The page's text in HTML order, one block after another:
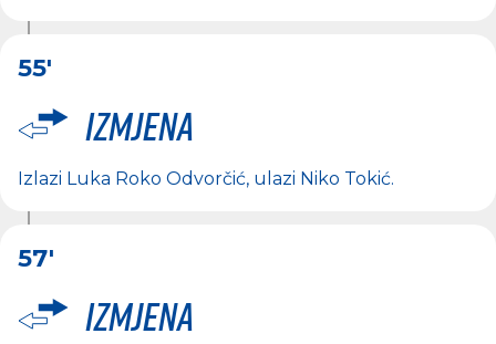
55'
Izmjena
Izlazi Luka Roko Odvorčić, ulazi Niko Tokić.
57'
Izmjena